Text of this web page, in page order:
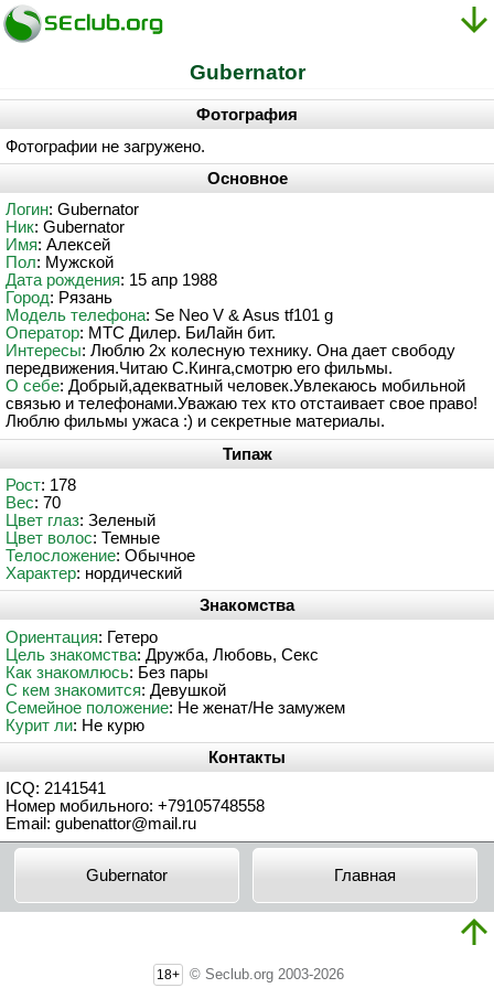
Gubernator
Фотография
Фотографии не загружено.
Основное
Логин: Gubernator
Ник: Gubernator
Имя: Алексей
Пол: Мужской
Дата рождения: 15 апр 1988
Город: Рязань
Модель телефона: Se Neo V & Asus tf101 g
Оператор: МТС Дилер. БиЛайн бит.
Интересы: Люблю 2х колесную технику. Она дает свободу
передвижения.Читаю С.Кинга,смотрю его фильмы.
О себе: Добрый,адекватный человек.Увлекаюсь мобильной
связью и телефонами.Уважаю тех кто отстаивает свое право!
Люблю фильмы ужаса :) и секретные материалы.
Типаж
Рост: 178
Вес: 70
Цвет глаз: Зеленый
Цвет волос: Темные
Телосложение: Обычное
Характер: нордический
Знакомства
Ориентация: Гетеро
Цель знакомства: Дружба, Любовь, Секс
Как знакомлюсь: Без пары
С кем знакомится: Девушкой
Семейное положение: Не женат/Не замужем
Курит ли: Не курю
Контакты
ICQ: 2141541
Номер мобильного: +79105748558
Email: gubenattor@mail.ru
Gubernator Главная
18+ © Seclub.org 2003-2026